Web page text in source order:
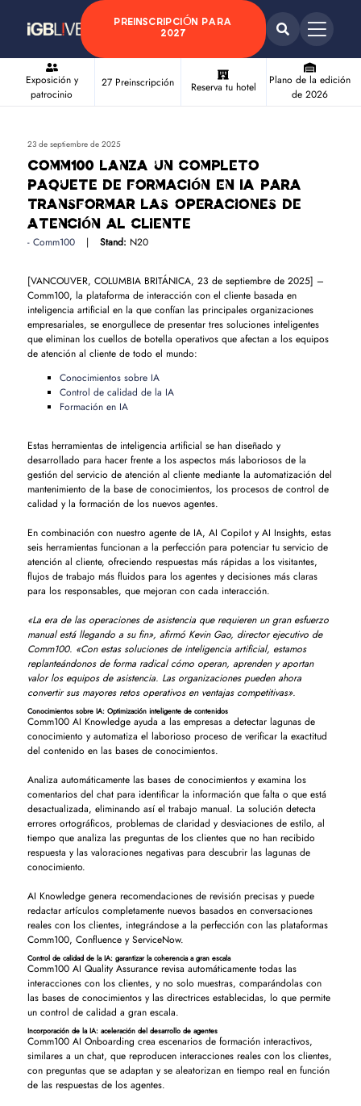
PREINSCRIPCIÓN PARA
2027
Exposición y
patrocinio
27 Preinscripción Reserva tu hotel
Plano de la edición
de 2026
23 de septiembre de 2025
Comm100 lanza un completo
paquete de formación en IA para
transformar las operaciones de
atención al cliente
Comm100 Stand: N20
[VANCOUVER, COLUMBIA BRITÁNICA, 23 de septiembre de 2025] –
Comm100, la plataforma de interacción con el cliente basada en
inteligencia artificial en la que confían las principales organizaciones
empresariales, se enorgullece de presentar tres soluciones inteligentes
que eliminan los cuellos de botella operativos que afectan a los equipos
de atención al cliente de todo el mundo:
Conocimientos sobre IA
Control de calidad de la IA
Formación en IA
Estas herramientas de inteligencia artificial se han diseñado y
desarrollado para hacer frente a los aspectos más laboriosos de la
gestión del servicio de atención al cliente mediante la automatización del
mantenimiento de la base de conocimientos, los procesos de control de
calidad y la formación de los nuevos agentes.
En combinación con nuestro agente de IA, AI Copilot y AI Insights, estas
seis herramientas funcionan a la perfección para potenciar tu servicio de
atención al cliente, ofreciendo respuestas más rápidas a los visitantes,
flujos de trabajo más fluidos para los agentes y decisiones más claras
para los responsables, que mejoran con cada interacción.
«La era de las operaciones de asistencia que requieren un gran esfuerzo
manual está llegando a su fin», afirmó Kevin Gao, director ejecutivo de
Comm100. «Con estas soluciones de inteligencia artificial, estamos
replanteándonos de forma radical cómo operan, aprenden y aportan
valor los equipos de asistencia. Las organizaciones pueden ahora
convertir sus mayores retos operativos en ventajas competitivas».
Conocimientos sobre IA: Optimización inteligente de contenidos
Comm100 AI Knowledge ayuda a las empresas a detectar lagunas de
conocimiento y automatiza el laborioso proceso de verificar la exactitud
del contenido en las bases de conocimientos.
Analiza automáticamente las bases de conocimientos y examina los
comentarios del chat para identificar la información que falta o que está
desactualizada, eliminando así el trabajo manual. La solución detecta
errores ortográficos, problemas de claridad y desviaciones de estilo, al
tiempo que analiza las preguntas de los clientes que no han recibido
respuesta y las valoraciones negativas para descubrir las lagunas de
conocimiento.
AI Knowledge genera recomendaciones de revisión precisas y puede
redactar artículos completamente nuevos basados en conversaciones
reales con los clientes, integrándose a la perfección con las plataformas
Comm100, Confluence y ServiceNow.
Control de calidad de la IA: garantizar la coherencia a gran escala
Comm100 AI Quality Assurance revisa automáticamente todas las
interacciones con los clientes, y no solo muestras, comparándolas con
las bases de conocimientos y las directrices establecidas, lo que permite
un control de calidad a gran escala.
Incorporación de la IA: aceleración del desarrollo de agentes
Comm100 AI Onboarding crea escenarios de formación interactivos,
similares a un chat, que reproducen interacciones reales con los clientes,
con preguntas que se adaptan y se aleatorizan en tiempo real en función
de las respuestas de los agentes.